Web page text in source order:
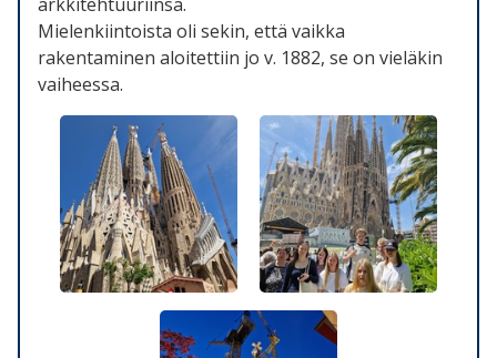
Mielenkiintoista oli sekin, että vaikka
rakentaminen aloitettiin jo v. 1882, se on vieläkin
vaiheessa.